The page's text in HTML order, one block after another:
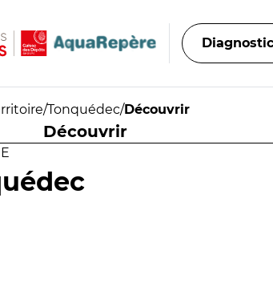
Diagnostic
/Tonquédec/Découvrir
Découvrir